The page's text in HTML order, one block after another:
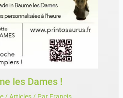
les Dames !